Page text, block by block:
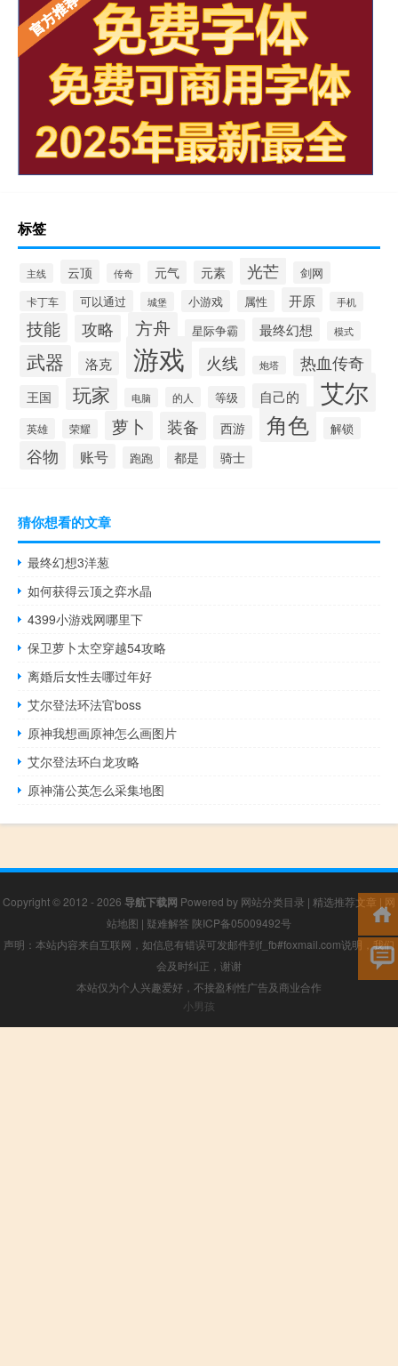
标签
主线 云顶 传奇 元气 元素 光芒 剑网
卡丁车 可以通过 城堡 小游戏 属性 开原 手机
技能 攻略 方舟 星际争霸 最终幻想 模式
武器 洛克 游戏 火线 炮塔 热血传奇
王国 玩家 电脑 的人 等级 自己的 艾尔
英雄 荣耀 萝卜 装备 西游 角色 解锁
谷物 账号 跑跑 都是 骑士
猜你想看的文章
最终幻想3洋葱
如何获得云顶之弈水晶
4399小游戏网哪里下
保卫萝卜太空穿越54攻略
离婚后女性去哪过年好
艾尔登法环法官boss
原神我想画原神怎么画图片
艾尔登法环白龙攻略
原神蒲公英怎么采集地图
Copyright © 2012 - 2026 导航下载网 Powered by 网站分类目录 | 精选推荐文章 | 网
站地图 | 疑难解答 陕ICP备05009492号
声明：本站内容来自互联网，如信息有错误可发邮件到f_fb#foxmail.com说明，我们
会及时纠正，谢谢
本站仅为个人兴趣爱好，不接盈利性广告及商业合作
小男孩